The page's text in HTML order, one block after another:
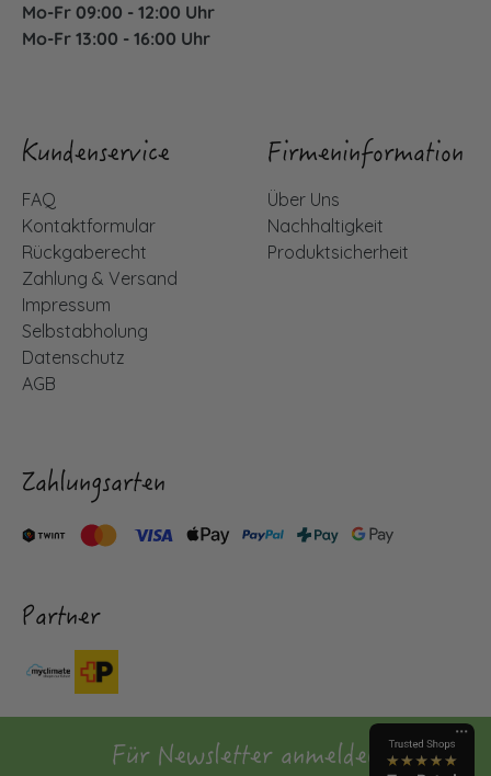
Mo-Fr 09:00 - 12:00 Uhr
Mo-Fr 13:00 - 16:00 Uhr
Kundenservice
FAQ
Kontaktformular
Rückgaberecht
Zahlung & Versand
Impressum
Selbstabholung
Datenschutz
AGB
Firmeninformation
Über Uns
Nachhaltigkeit
Produktsicherheit
Zahlungsarten
Partner
Für Newsletter anmelden